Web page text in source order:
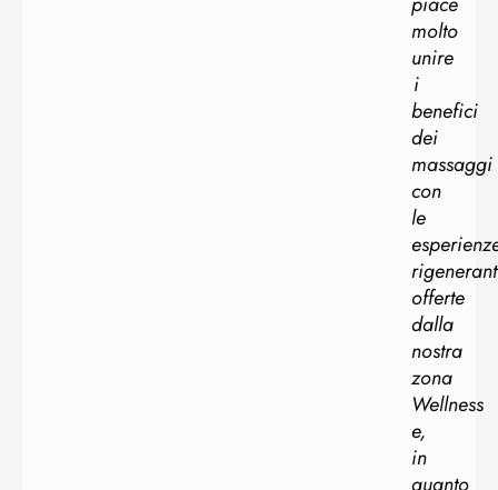
molto
unire
i
benefici
dei
massaggi
con
le
offerte
dalla
nostra
zona
Wellness
e,
in